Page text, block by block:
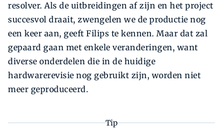
resolver. Als de uitbreidingen af zijn en het project
succesvol draait, zwengelen we de productie nog
een keer aan, geeft Filips te kennen. Maar dat zal
gepaard gaan met enkele veranderingen, want
diverse onderdelen die in de huidige
hardwarerevisie nog gebruikt zijn, worden niet
meer geproduceerd.
Tip